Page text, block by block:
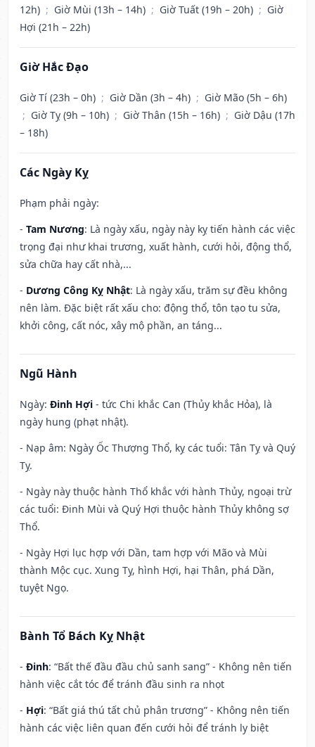
12h) ; Giờ Mùi (13h – 14h) ; Giờ Tuất (19h – 20h) ; Giờ
Hợi (21h – 22h)
Giờ Hắc Đạo
Giờ Tí (23h – 0h) ; Giờ Dần (3h – 4h) ; Giờ Mão (5h – 6h)
; Giờ Tỵ (9h – 10h) ; Giờ Thân (15h – 16h) ; Giờ Dậu (17h
– 18h)
Các Ngày Kỵ
Phạm phải ngày:
- Tam Nương: Là ngày xấu, ngày này kỵ tiến hành các việc
trọng đại như khai trương, xuất hành, cưới hỏi, động thổ,
sửa chữa hay cất nhà,...
- Dương Công Kỵ Nhật: Là ngày xấu, trăm sự đều không
nên làm. Đặc biệt rất xấu cho: động thổ, tôn tạo tu sửa,
khởi công, cất nóc, xây mộ phần, an táng...
Ngũ Hành
Ngày: Đinh Hợi - tức Chi khắc Can (Thủy khắc Hỏa), là
ngày hung (phạt nhật).
- Nạp âm: Ngày Ốc Thượng Thổ, kỵ các tuổi: Tân Tỵ và Quý
Tỵ.
- Ngày này thuộc hành Thổ khắc với hành Thủy, ngoại trừ
các tuổi: Đinh Mùi và Quý Hợi thuộc hành Thủy không sợ
Thổ.
- Ngày Hợi lục hợp với Dần, tam hợp với Mão và Mùi
thành Mộc cục. Xung Tỵ, hình Hợi, hại Thân, phá Dần,
tuyệt Ngọ.
Bành Tổ Bách Kỵ Nhật
- Đinh: “Bất thế đầu đầu chủ sanh sang” - Không nên tiến
hành việc cắt tóc để tránh đầu sinh ra nhọt
- Hợi: “Bất giá thú tất chủ phân trương” - Không nên tiến
hành các việc liên quan đến cưới hỏi để tránh ly biệt